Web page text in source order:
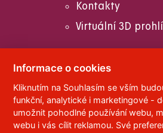
Kontakty
Virtuální 3D
© 2023 Univerzita
532 10 Pardubice 2
Telefon: 466 036 111, 466
Informace o cookies
Kliknutím na Souhlasím se vším
funkční, analytické i marketingové -
umožnit pohodlné používání webu,
webu i vás cílit reklamou. Své